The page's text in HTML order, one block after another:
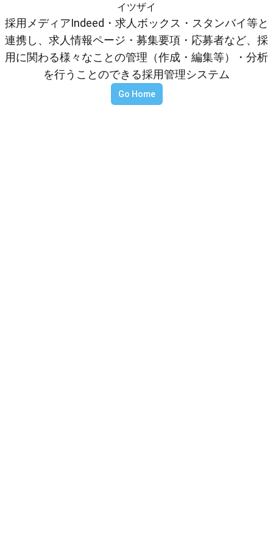
イツザイ
採用メディアIndeed・求人ボックス・スタンバイ等と
連携し、求人情報ページ・募集要項・応募者など、採
用に関わる様々なことの管理（作成・編集等）・分析
を行うことのできる採用管理システム
Go Home